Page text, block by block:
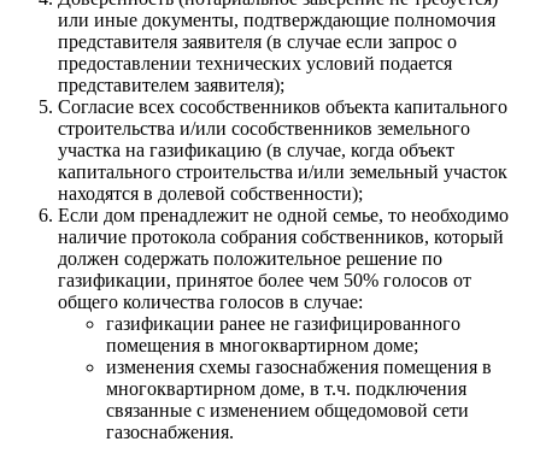
или иные документы, подтверждающие полномочия
представителя заявителя (в случае если запрос о
предоставлении технических условий подается
представителем заявителя);
Согласие всех сособственников объекта капитального
строительства и/или сособственников земельного
участка на газификацию (в случае, когда объект
капитального строительства и/или земельный участок
находятся в долевой собственности);
Если дом пренадлежит не одной семье, то необходимо
наличие протокола собрания собственников, который
должен содержать положительное решение по
газификации, принятое более чем 50% голосов от
общего количества голосов в случае:
газификации ранее не газифицированного
помещения в многоквартирном доме;
изменения схемы газоснабжения помещения в
многоквартирном доме, в т.ч. подключения
связанные с изменением общедомовой сети
газоснабжения.